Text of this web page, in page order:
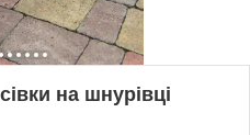
на шнурівці